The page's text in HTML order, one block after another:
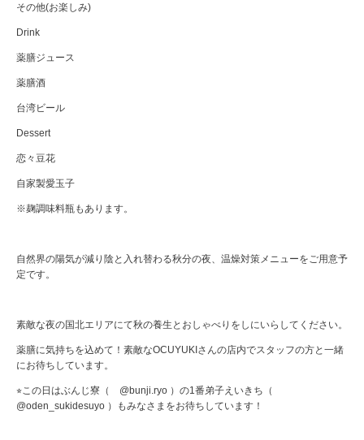
その他(お楽しみ)
Drink
薬膳ジュース
薬膳酒
台湾ビール
Dessert
恋々豆花
自家製愛玉子
※麹調味料瓶もあります。
自然界の陽気が減り陰と入れ替わる秋分の夜、温燥対策メニューをご用意予
定です。
素敵な夜の国北エリアにて秋の養生とおしゃべりをしにいらしてください。
薬膳に気持ちを込めて！素敵なOCUYUKIさんの店内でスタッフの方と一緒
にお待ちしています。
⭐︎この日はぶんじ寮（ @bunji.ryo ）の1番弟子えいきち（
@oden_sukidesuyo ）もみなさまをお待ちしています！